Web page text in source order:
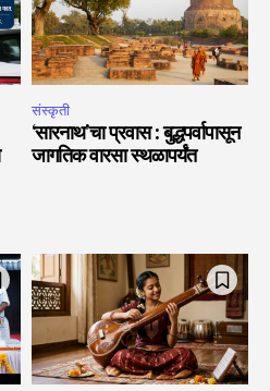
संस्कृती
‘सारनाथ’चा प्रवास : बुद्धपर्वापासून
जागतिक वारसा स्थळापर्यंत